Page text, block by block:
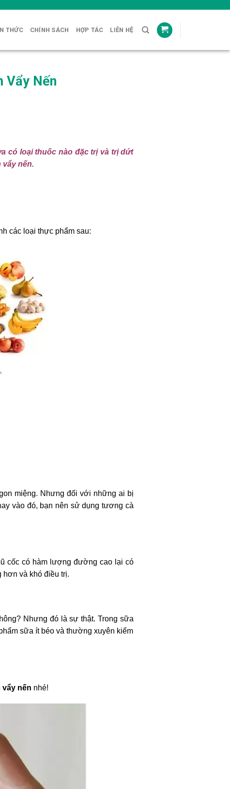
THỨC CHÍNH SÁCH HỢP TÁC LIÊN HỆ
Vẩy Nến
có loại thuốc nào đặc trị và trị dứt
vẩy nến.
các loại thực phẩm sau:
miệng. Nhưng đối với những ai bị
vào đó, bạn nên sử dụng tương cà
cốc có hàm lượng đường cao lại có
hơn và khó điều trị.
Nhưng đó là sự thật. Trong sữa
sữa ít béo và thường xuyên kiểm
vẩy nến nhé!